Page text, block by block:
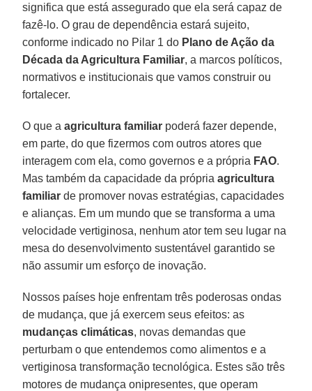
significa que está assegurado que ela será capaz de
fazê-lo. O grau de dependência estará sujeito,
conforme indicado no Pilar 1 do Plano de Ação da
Década da Agricultura Familiar, a marcos políticos,
normativos e institucionais que vamos construir ou
fortalecer.
O que aagricultura familiar poderá fazer depende,
em parte, do que fizermos com outros atores que
interagem com ela, como governos e a própria FAO.
Mas também da capacidade da própriaagricultura
familiar de promover novas estratégias, capacidades
e alianças. Em um mundo que se transforma a uma
velocidade vertiginosa, nenhum ator tem seu lugar na
mesa do desenvolvimento sustentável garantido se
não assumir um esforço de inovação.
Nossos países hoje enfrentam três poderosas ondas
de mudança, que já exercem seus efeitos: as
mudanças climáticas, novas demandas que
perturbam o que entendemos como alimentos e a
vertiginosa transformação tecnológica. Estes são três
motores de mudança onipresentes, que operam